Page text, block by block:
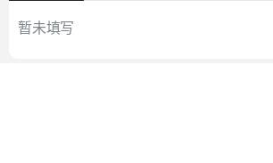
暂未填写